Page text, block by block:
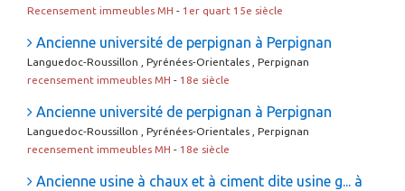
Recensement immeubles MH - 1er quart 15e siècle
Ancienne université de perpignan à Perpignan
Languedoc-Roussillon , Pyrénées-Orientales , Perpignan
recensement immeubles MH - 18e siècle
Ancienne université de perpignan à Perpignan
Languedoc-Roussillon , Pyrénées-Orientales , Perpignan
recensement immeubles MH - 18e siècle
Ancienne usine à chaux et à ciment dite usine g... à